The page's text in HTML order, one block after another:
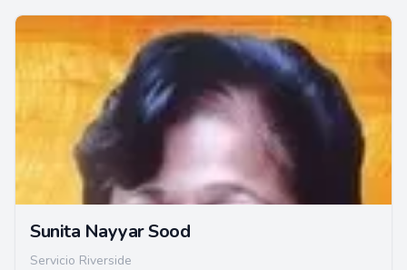
Sunita Nayyar Sood
Servicio Riverside